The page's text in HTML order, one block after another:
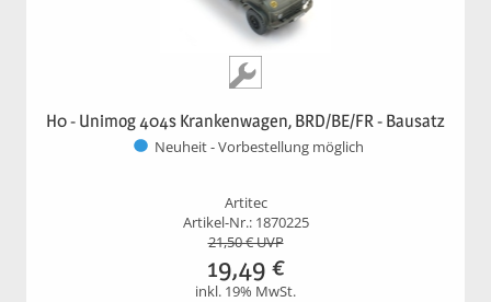
H0 - Unimog 404s Krankenwagen, BRD/BE/FR - Bausatz
Neuheit - Vorbestellung möglich
Artitec
Artikel-Nr.: 1870225
21,50€ UVP
19,49 €
inkl. 19% MwSt.